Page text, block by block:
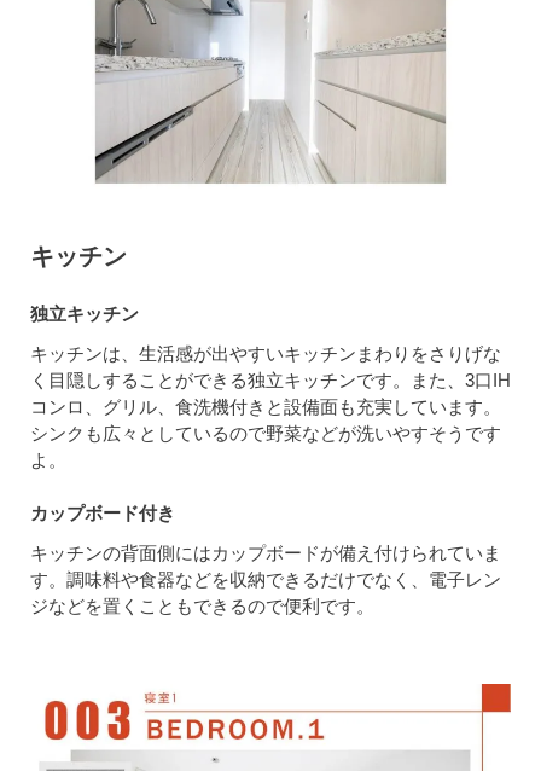
キッチン
独立キッチン
キッチンは、生活感が出やすいキッチンまわりをさりげな
く目隠しすることができる独立キッチンです。また、3口IH
コンロ、グリル、食洗機付きと設備面も充実しています。
シンクも広々としているので野菜などが洗いやすそうです
よ。
カップボード付き
キッチンの背面側にはカップボードが備え付けられていま
す。調味料や食器などを収納できるだけでなく、電子レン
ジなどを置くこともできるので便利です。